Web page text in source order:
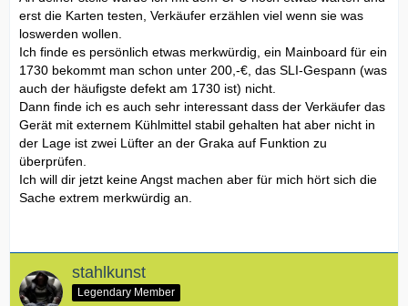
erst die Karten testen, Verkäufer erzählen viel wenn sie was
loswerden wollen.
Ich finde es persönlich etwas merkwürdig, ein Mainboard für ein
1730 bekommt man schon unter 200,-€, das SLI-Gespann (was
auch der häufigste defekt am 1730 ist) nicht.
Dann finde ich es auch sehr interessant dass der Verkäufer das
Gerät mit externem Kühlmittel stabil gehalten hat aber nicht in
der Lage ist zwei Lüfter an der Graka auf Funktion zu
überprüfen.
Ich will dir jetzt keine Angst machen aber für mich hört sich die
Sache extrem merkwürdig an.
stahlkunst
Legendary Member